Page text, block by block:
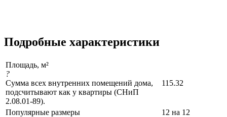
Подробные характеристики
Площадь, м²
?
Сумма всех внутренних помещений дома,
подсчитывают как у квартиры (СНиП
2.08.01-89).
115.32
Популярные размеры
12 на 12